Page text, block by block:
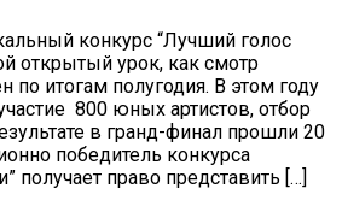
конкурс “Лучший голос
открытый урок, как смотр
по итогам полугодия. В этом году
800 юных артистов, отбор
в гранд-финал прошли 20
победитель конкурса
получает право представить […]